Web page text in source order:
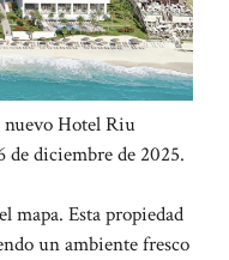
nuevo Hotel Riu
de diciembre de 2025.
mapa. Esta propiedad
un ambiente fresco